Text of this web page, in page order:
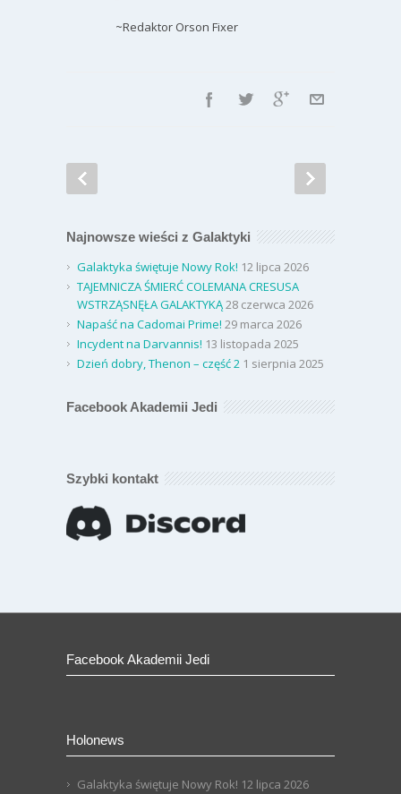
~Redaktor Orson Fixer
Najnowsze wieści z Galaktyki
Galaktyka świętuje Nowy Rok! 12 lipca 2026
TAJEMNICZA ŚMIERĆ COLEMANA CRESUSA
WSTRZĄSNĘŁA GALAKTYKĄ28 czerwca 2026
Napaść na Cadomai Prime! 29 marca 2026
Incydent na Darvannis! 13 listopada 2025
Dzień dobry, Thenon – część 2 1 sierpnia 2025
Facebook Akademii Jedi
Szybki kontakt
Facebook Akademii Jedi
Holonews
Galaktyka świętuje Nowy Rok! 12 lipca 2026